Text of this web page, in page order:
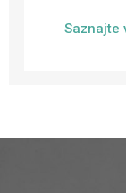
Saznajte